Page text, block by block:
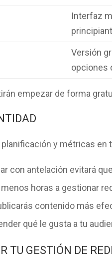
Interfaz
Versión
opciones
empezar de forma
y métricas en
con antelación evitará
horas a gestionar
contenido más
qué le gusta a tu
TU GESTIÓN DE